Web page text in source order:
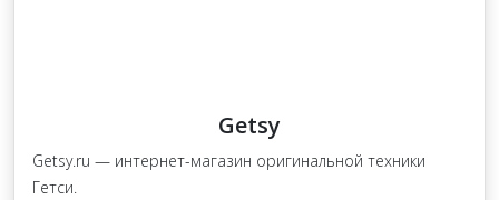
Getsy
Getsy.ru — интернет-магазин оригинальной техники
Гетси.